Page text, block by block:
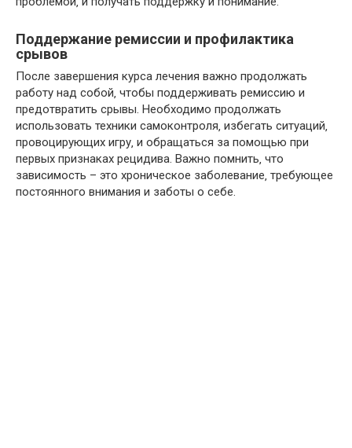
Поддержание ремиссии и профилактика
срывов
После завершения курса лечения важно продолжать
работу над собой‚ чтобы поддерживать ремиссию и
предотвратить срывы. Необходимо продолжать
использовать техники самоконтроля‚ избегать ситуаций‚
провоцирующих игру‚ и обращаться за помощью при
первых признаках рецидива. Важно помнить‚ что
зависимость – это хроническое заболевание‚ требующее
постоянного внимания и заботы о себе.